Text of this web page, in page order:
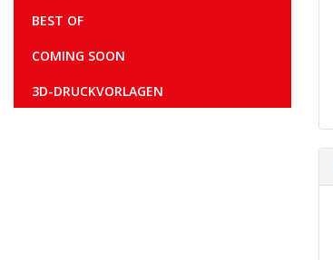
BEST OF
COMING SOON
3D-DRUCKVORLAGEN